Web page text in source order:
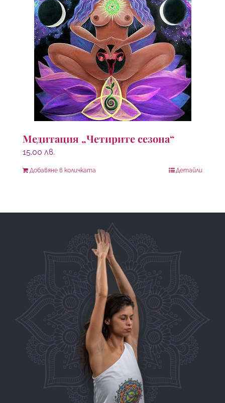
Медитация „Четирите сезона“
15.00 лв.
Добавяне в количката Детайли